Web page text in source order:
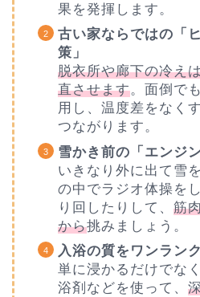
果を発揮します。
古い家ならではの「
策」
脱衣所や廊下の冷え
直させます。面倒で
用し、温度差をなく
つながります。
雪かき前の「エンジ
いきなり外に出て雪
の中でラジオ体操を
り回したりして、 筋
から挑みましょう。
入浴の質をワンラン
単に浸かるだけでな
浴剤などを使って、